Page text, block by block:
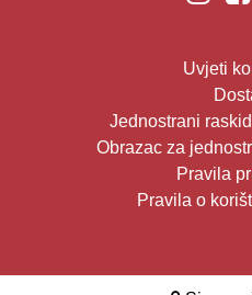
Uvjeti
Jednostrani
Obrazac za
Pravila
Pravila o